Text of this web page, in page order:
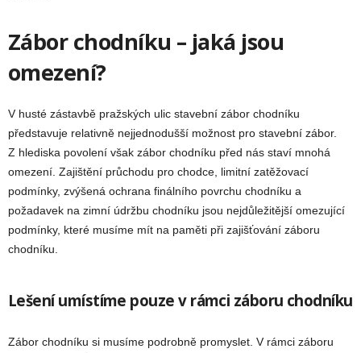
Zábor chodníku – jaká jsou
omezení?
V husté zástavbě pražských ulic stavební zábor chodníku
představuje relativně nejjednodušší možnost pro stavební zábor.
Z hlediska povolení však zábor chodníku před nás staví mnohá
omezení. Zajištění průchodu pro chodce, limitní zatěžovací
podmínky, zvýšená ochrana finálního povrchu chodníku a
požadavek na zimní údržbu chodníku jsou nejdůležitější omezující
podmínky, které musíme mít na paměti při zajišťování záboru
chodníku.
Lešení umístíme pouze v rámci záboru chodníku
Zábor chodníku si musíme podrobně promyslet. V rámci záboru